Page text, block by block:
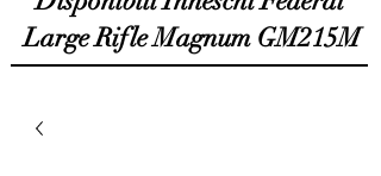
Large Rifle Magnum GM215M